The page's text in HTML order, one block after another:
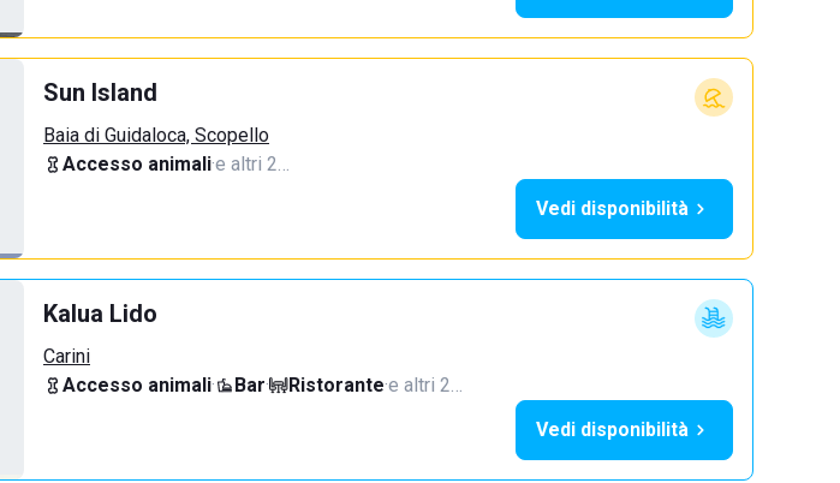
Sun Island
Baia di Guidaloca, Scopello
Accesso animali·e altri 2…
Vedi disponibilità
Kalua Lido
Carini
Accesso animali· Bar· Ristorante·e altri 2…
Vedi disponibilità